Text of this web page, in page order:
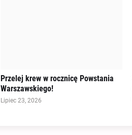
Przelej krew w rocznicę Powstania
Warszawskiego!
Lipiec 23, 2026